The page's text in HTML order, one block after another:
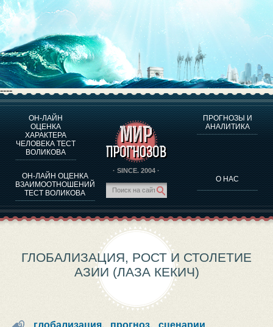
----
ОН-ЛАЙН
ОЦЕНКА
ХАРАКТЕРА
ЧЕЛОВЕКА ТЕСТ
ВОЛИКОВА
ОН-ЛАЙН ОЦЕНКА
ВЗАИМООТНОШЕНИЙ
ТЕСТ ВОЛИКОВА
· SINCE. 2004 ·
ПРОГНОЗЫ И
АНАЛИТИКА
О НАС
О ПРОГРАММЕ
ОЦЕНКА ХАРАКТЕРA ЧЕЛОВЕКА
ОЦЕНКА ХАРАКТЕРА ВЫДАЮЩИХСЯ ЛИЧНОСТЕЙ
О ПРОГРАММЕ
ТЕСТ НА СОВМЕСТИМОСТЬ ВОЛИКОВА
ПРОГНОЗЫ И АНАЛИТИКА
ГЛОБАЛИЗАЦИЯ, РОСТ И СТОЛЕТИЕ
АЗИИ (ЛАЗА КЕКИЧ)
глобализация, прогноз, сценарии